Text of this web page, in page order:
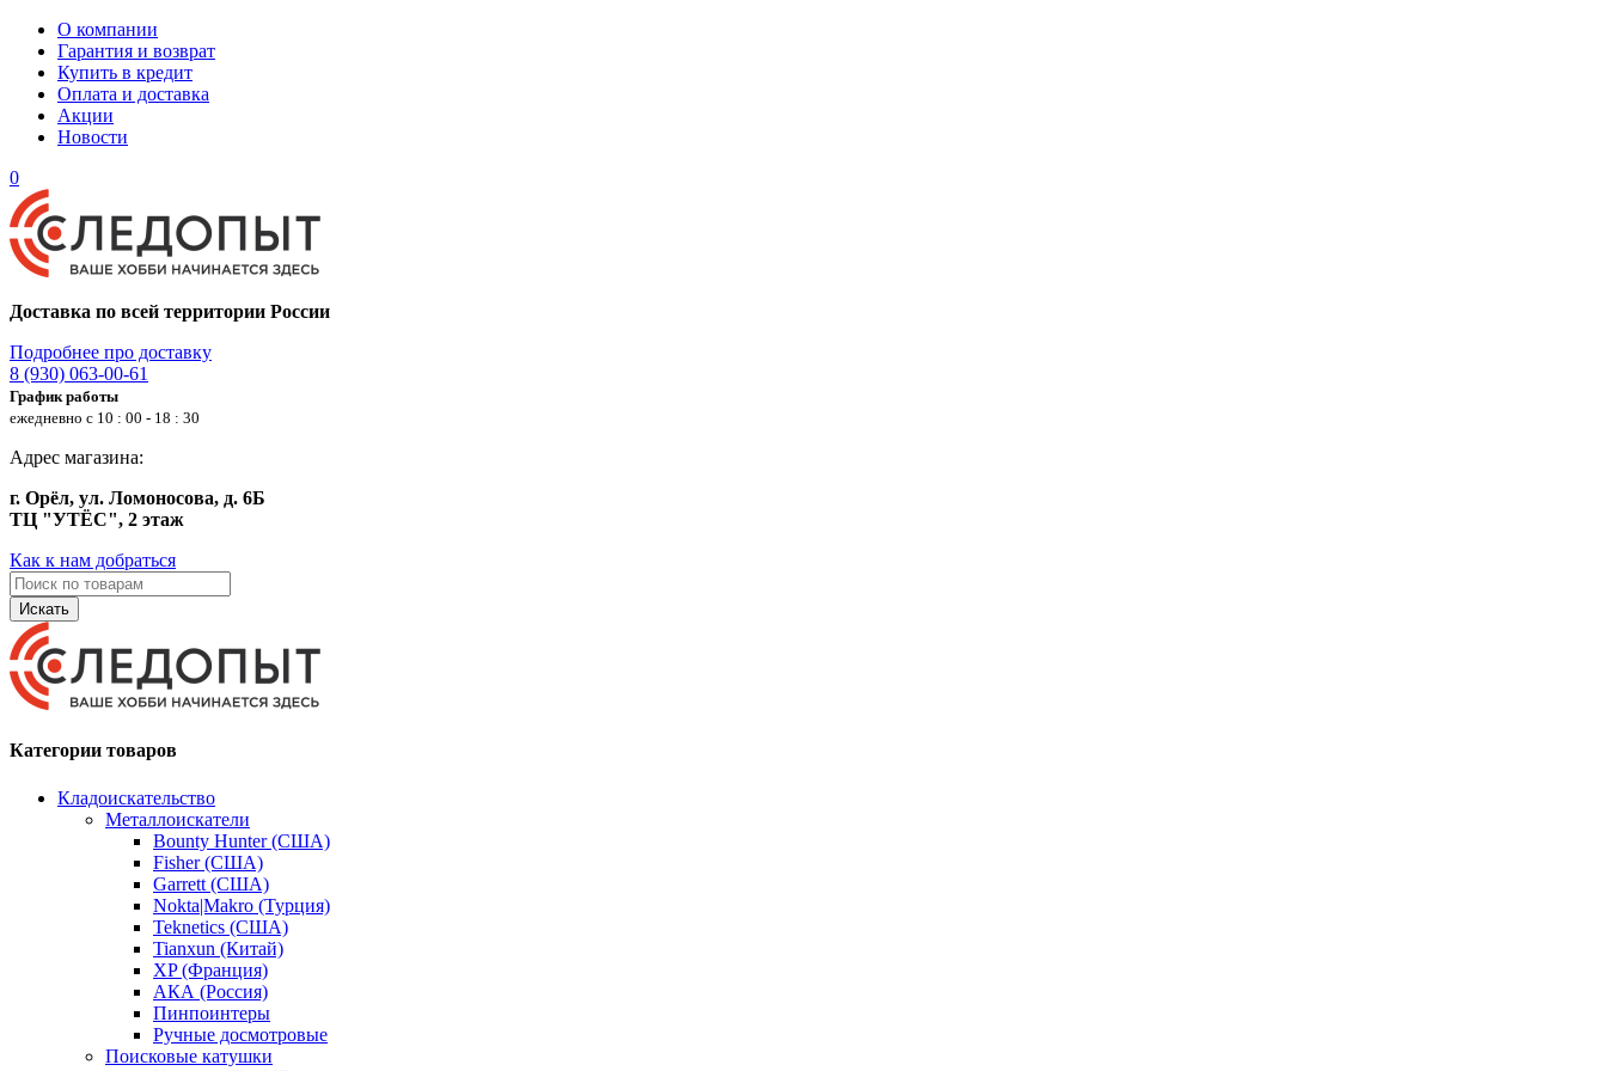
О компании
Гарантия и возврат
Купить в кредит
Оплата и доставка
Акции
Новости
0
Доставка по всей территории России
Подробнее про доставку
8 (930) 063-00-61
График работы
ежедневно с 10 : 00 - 18 : 30
Адрес магазина:
г. Орёл, ул. Ломоносова, д. 6Б
ТЦ "УТЁС", 2 этаж
Как к нам добраться
Искать
Категории товаров
Кладоискательство
Металлоискатели
Bounty Hunter (США)
Fisher (США)
Garrett (США)
Nokta|Makro (Турция)
Teknetics (США)
Tianxun (Китай)
XP (Франция)
АКА (Россия)
Пинпоинтеры
Ручные досмотровые
Поисковые катушки